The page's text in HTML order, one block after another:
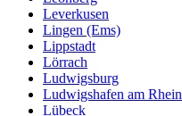
Leverkusen
Lingen (Ems)
Lippstadt
Lörrach
Ludwigsburg
Ludwigshafen am Rhein
Lübeck